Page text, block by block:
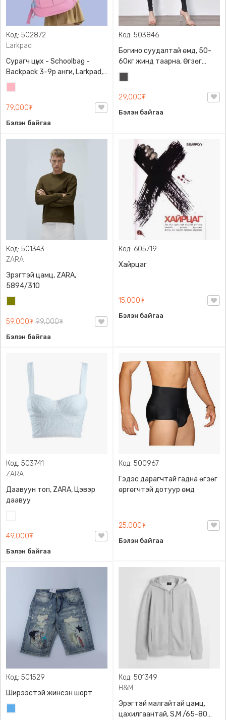
Код: 502872
Larkpad
Сурагч цүнх - Schoolbag -
Backpack 3-9р анги, Larkpad,
9009-10128, Цацруулагчтай,
Олон тасалгаатай
79,000₮
Бэлэн байгаа
Код: 503846
Богино суудалтай өмд, 50-
60кг жинд таарна, Өгзөг
өргөгчтэй
29,000₮
Бэлэн байгаа
Код: 501343
ZARA
Эрэгтэй цамц, ZARA,
5894/310
59,000₮ 99,000₮
Бэлэн байгаа
Код: 605719
Хайрцаг
15,000₮
Бэлэн байгаа
Код: 503741
ZARA
Даавуун топ, ZARA, Цэвэр
даавуу
49,000₮
Бэлэн байгаа
Код: 500967
Гэдэс дарагчтай гадна өгзөг
өргөгчтэй дотуур өмд
25,000₮
Бэлэн байгаа
Код: 501529
Ширээстэй жинсэн шорт
Код: 501349
H&M
Эрэгтэй малгайтай цамц,
цахилгаантай, S,M /65-80